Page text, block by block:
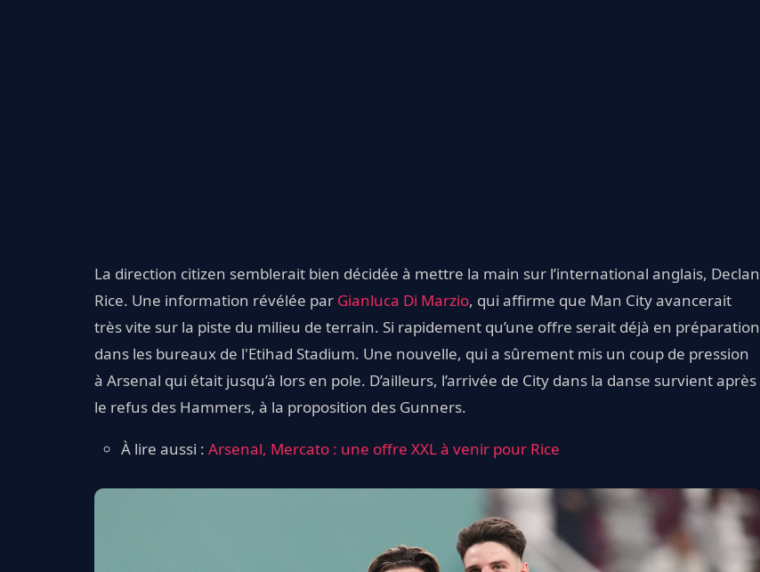
La direction citizen semblerait bien décidée à mettre la main sur l’international anglais, Declan
Rice. Une information révélée par Gianluca Di Marzio, qui affirme que Man City avancerait
très vite sur la piste du milieu de terrain. Si rapidement qu’une offre serait déjà en préparation
dans les bureaux de l'Etihad Stadium. Une nouvelle, qui a sûrement mis un coup de pression
à Arsenal qui était jusqu’à lors en pole. D’ailleurs, l’arrivée de City dans la danse survient après
le refus des Hammers, à la proposition des Gunners.
À lire aussi : Arsenal, Mercato : une offre XXL à venir pour Rice